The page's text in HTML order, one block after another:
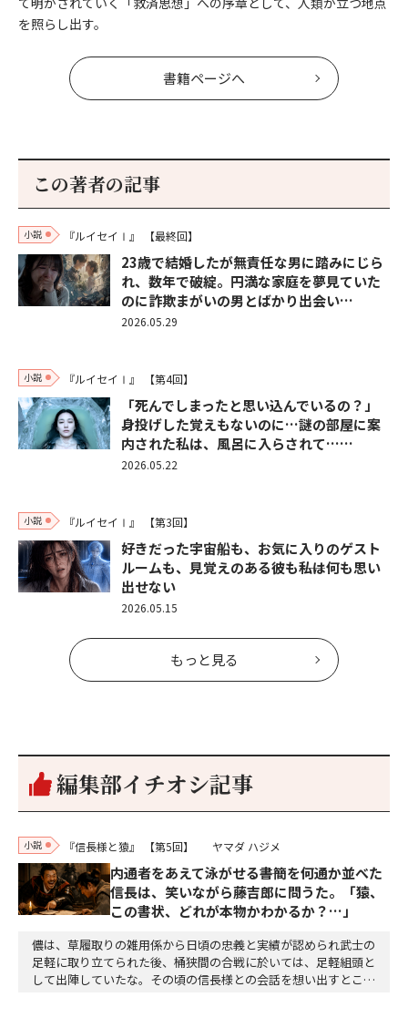
を照らし出す。
書籍ページへ
この著者の記事
小説 『ルイセイⅠ』 【最終回】
23歳で結婚したが無責任な男に踏みにじら
れ、数年で破綻。円満な家庭を夢見ていた
のに詐欺まがいの男とばかり出会い…
2026.05.29
小説 『ルイセイⅠ』 【第4回】
「死んでしまったと思い込んでいるの？」
身投げした覚えもないのに…謎の部屋に案
内された私は、風呂に入らされて……
2026.05.22
小説 『ルイセイⅠ』 【第3回】
好きだった宇宙船も、お気に入りのゲスト
ルームも、見覚えのある彼も――私は何も思い
出せない
2026.05.15
もっと見る
編集部イチオシ記事
小説 『信長様と猿』 【第5回】 ヤマダ ハジメ
内通者をあえて泳がせる――書簡を何通か並べた
信長は、笑いながら藤吉郎に問うた。「猿、
この書状、どれが本物かわかるか？…」
儂は、草履取りの雑用係から日頃の忠義と実績が認められ武士の
足軽に取り立てられた後、桶狭間の合戦に於いては、足軽組頭と
して出陣していたな。その頃の信長様との会話を想い出すとこん